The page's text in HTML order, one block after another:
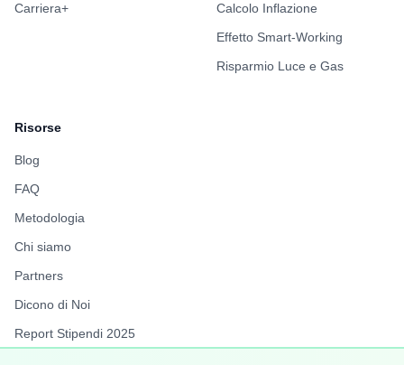
Carriera+
Calcolo Inflazione
Effetto Smart-Working
Risparmio Luce e Gas
Risorse
Blog
FAQ
Metodologia
Chi siamo
Partners
Dicono di Noi
Report Stipendi 2025